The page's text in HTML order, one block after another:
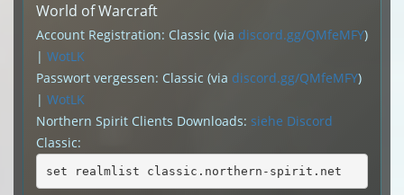
World of Warcraft
Account Registration: Classic (via discord.gg/QMfeMFY)
| WotLK
Passwort vergessen: Classic (via discord.gg/QMfeMFY)
| WotLK
Northern Spirit Clients Downloads: siehe Discord
Classic:
set realmlist classic.northern-spirit.net